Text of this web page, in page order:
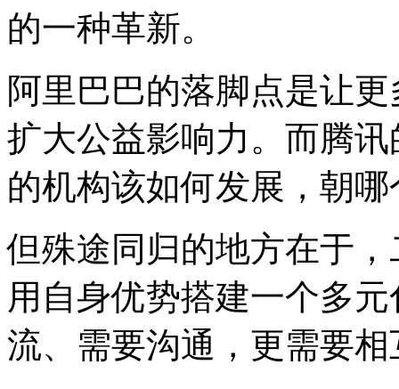
的一种革新。
阿里巴巴的落脚点是让
扩大公益影响力。而腾
的机构该如何发展，朝
但殊途同归的地方在于
用自身优势搭建一个多
流、需要沟通，更需要